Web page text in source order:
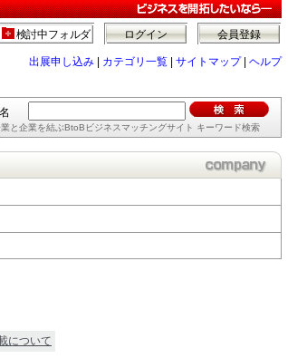
会員登録
ログイン
検討中フォルダ
出展申し込み カテゴリ一覧 サイトマップ| ヘルプ
と企業を結ぶBtoBビジネスマッチングサイト キーワード検索
について